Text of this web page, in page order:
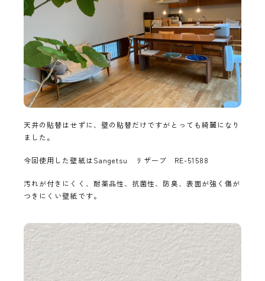
天井の貼替はせずに、壁の貼替だけですがとっても綺麗になり
ました。
今回使用した壁紙はSangetsu リザーブ RE-51588
汚れが付きにくく、耐薬品性、抗菌性、防臭、表面が強く傷が
つきにくい壁紙です。